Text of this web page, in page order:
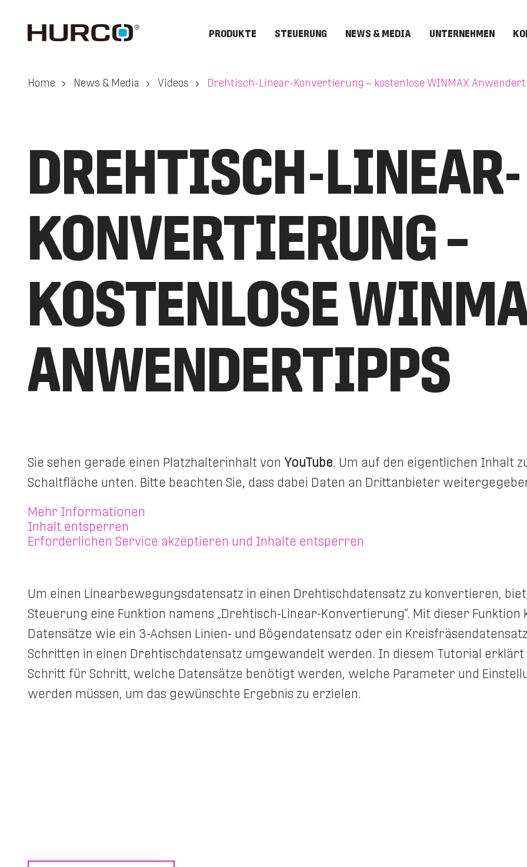
PRODUKTE STEUERUNG NEWS & MEDIA UNTERNEHMEN
Home News & Media Videos Drehtisch-Linear-Konvertierung – kostenlose WINMAX
DREHTISCH-LINEAR-
KONVERTIERUNG –
KOSTENLOSE
ANWENDERTIPPS
Sie sehen gerade einen Platzhalterinhalt von YouTube. Um auf den eigentlichen Inhalt
Schaltfläche unten. Bitte beachten Sie, dass dabei Daten an Drittanbieter
Mehr Informationen
Inhalt entsperren
Erforderlichen Service akzeptieren und Inhalte entsperren
Um einen Linearbewegungsdatensatz in einen Drehtischdatensatz zu konvertieren,
Steuerung eine Funktion namens „Drehtisch-Linear-Konvertierung“. Mit dieser Funktion
Datensätze wie ein 3-Achsen Linien- und Bögendatensatz oder ein
Schritten in einen Drehtischdatensatz umgewandelt werden. In diesem Tutorial erklärt
Schritt für Schritt, welche Datensätze benötigt werden, welche Parameter und
werden müssen, um das gewünschte Ergebnis zu erzielen.